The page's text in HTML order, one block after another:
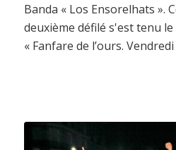
Banda « Los Ensorelhats ».
deuxième défilé s'est tenu
« Fanfare de l’ours.